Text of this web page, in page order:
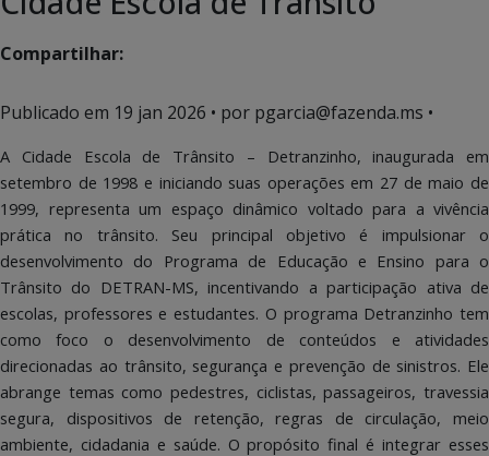
Compartilhar:
Publicado em 19 jan 2026 • por pgarcia@fazenda.ms •
A Cidade Escola de Trânsito – Detranzinho, inaugurada em
setembro de 1998 e iniciando suas operações em 27 de maio de
1999, representa um espaço dinâmico voltado para a vivência
prática no trânsito. Seu principal objetivo é impulsionar o
desenvolvimento do Programa de Educação e Ensino para o
Trânsito do DETRAN-MS, incentivando a participação ativa de
escolas, professores e estudantes. O programa Detranzinho tem
como foco o desenvolvimento de conteúdos e atividades
direcionadas ao trânsito, segurança e prevenção de sinistros. Ele
abrange temas como pedestres, ciclistas, passageiros, travessia
segura, dispositivos de retenção, regras de circulação, meio
ambiente, cidadania e saúde. O propósito final é integrar esses